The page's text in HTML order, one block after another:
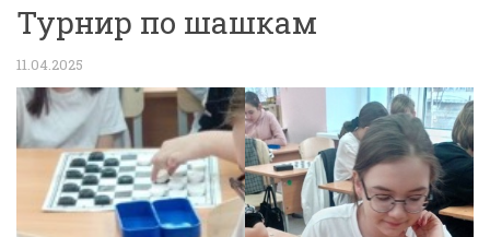
Турнир по шашкам
11.04.2025